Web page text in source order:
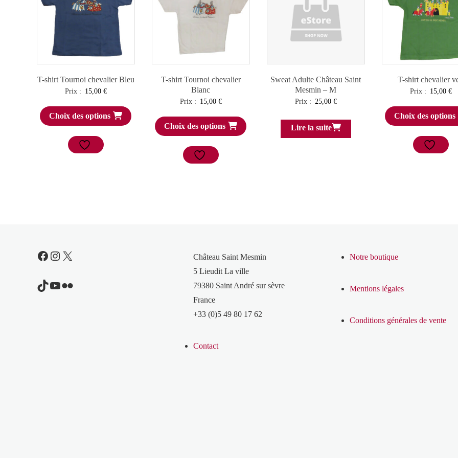
T-shirt Tournoi chevalier Bleu
Prix : 15,00 €
Choix des options
T-shirt Tournoi chevalier
Blanc
Prix : 15,00 €
Choix des options
Sweat Adulte Château Saint
Mesmin – M
Prix : 25,00 €
Lire la suite
T-shirt chevalier
Prix : 15,00 €
Choix des options
Facebook
Instagram
X
TikTok
YouTube
Flickr
Château Saint Mesmin
5 Lieudit La ville
79380 Saint André sur sèvre
France
+33 (0)5 49 80 17 62
Contact
Notre boutique
Mentions légales
Conditions générales de vente